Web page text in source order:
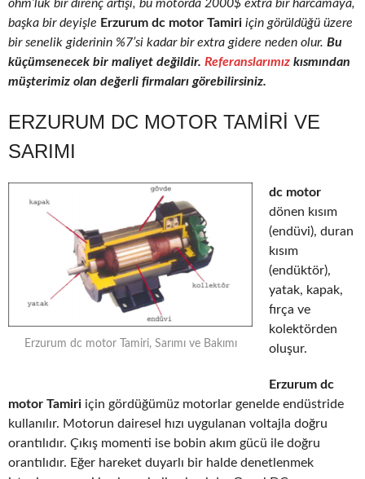
ohm’luk bir direnç artışı, bu motorda 2000$ extra bir harcamaya,
başka bir deyişle Erzurum dc motor Tamiri için görüldüğü üzere
bir senelik giderinin %7’si kadar bir extra gidere neden olur. Bu
küçümsenecek bir maliyet değildir. Referanslarımız kısmından
müşterimiz olan değerli firmaları görebilirsiniz.
ERZURUM DC MOTOR TAMIRI VE
SARIMI
Erzurum dc motor Tamiri, Sarımı ve Bakımı
dc motor
dönen kısım
(endüvi), duran
kısım
(endüktör),
yatak, kapak,
fırça ve
kolektörden
oluşur.
Erzurum dc
motor Tamiri için gördüğümüz motorlar genelde endüstride
kullanılır. Motorun dairesel hızı uygulanan voltajla doğru
orantılıdır. Çıkış momenti ise bobin akım gücü ile doğru
orantılıdır. Eğer hareket duyarlı bir halde denetlenmek